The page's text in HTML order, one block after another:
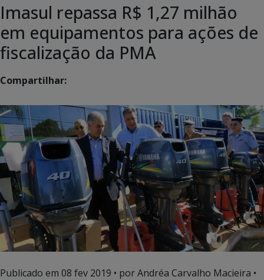
Imasul repassa R$ 1,27 milhão
em equipamentos para ações de
fiscalização da PMA
Compartilhar:
Publicado em 08 fev 2019 • por Andréa Carvalho Macieira •